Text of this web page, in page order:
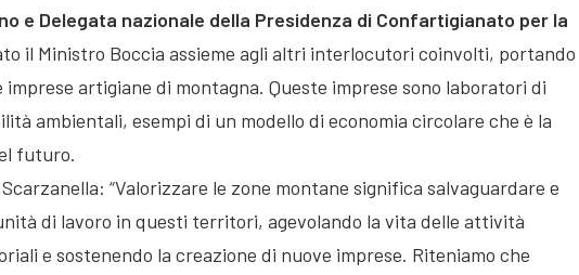
e Delegata nazionale della Presidenza di Confartigianato per la
il Ministro Boccia assieme agli altri interlocutori coinvolti, portando
imprese artigiane di montagna. Queste imprese sono laboratori di
ambientali, esempi di un modello di economia circolare che è la
futuro.
“Valorizzare le zone montane significa salvaguardare e
di lavoro in questi territori, agevolando la vita delle attività
e sostenendo la creazione di nuove imprese. Riteniamo che